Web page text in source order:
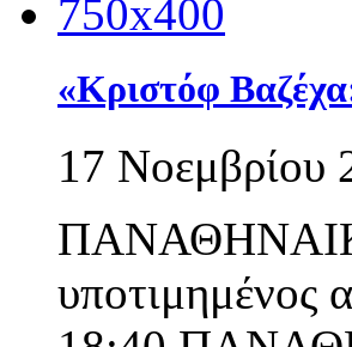
«Κριστόφ
17 Νοεμβρίου
υποτιμημένος